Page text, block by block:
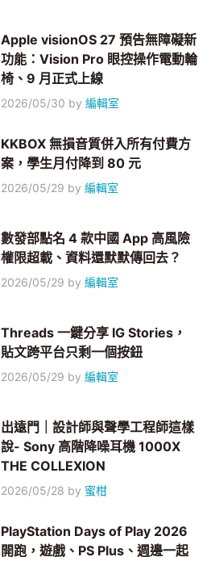
Apple visionOS 27 預告無障礙新
功能：Vision Pro 眼控操作電動輪
椅、9 月正式上線
2026/05/30 by編輯室
KKBOX 無損音質併入所有付費方
案，學生月付降到 80 元
2026/05/29 by編輯室
數發部點名 4 款中國 App 高風險
權限超載、資料還默默傳回去？
2026/05/29 by編輯室
Threads 一鍵分享 IG Stories，
貼文跨平台只剩一個按鈕
2026/05/29 by編輯室
出遠門｜設計師與聲學工程師這樣
說- Sony 高階降噪耳機 1000X
THE COLLEXION
2026/05/28 by 蜜柑
PlayStation Days of Play 2026
開跑，遊戲、PS Plus、週邊一起